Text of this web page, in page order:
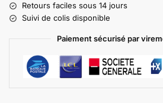
Retours faciles sous 14 jours
Suivi de colis disponible
Paiement sécurisé par